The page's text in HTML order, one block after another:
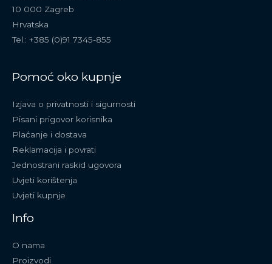
10 000 Zagreb
Hrvatska
Tel.: +385 (0)91 7345-855
Pomoć oko kupnje
Izjava o privatnosti i sigurnosti
Pisani prigovor korisnika
Plaćanje i dostava
Reklamacija i povrati
Jednostrani raskid ugovora
Uvjeti korištenja
Uvjeti kupnje
Info
O nama
Proizvodi